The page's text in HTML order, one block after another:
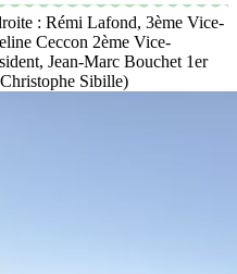
: Rémi Lafond, 3ème Vice-
Ceccon 2ème Vice-
Jean-Marc Bouchet 1er
Sibille)